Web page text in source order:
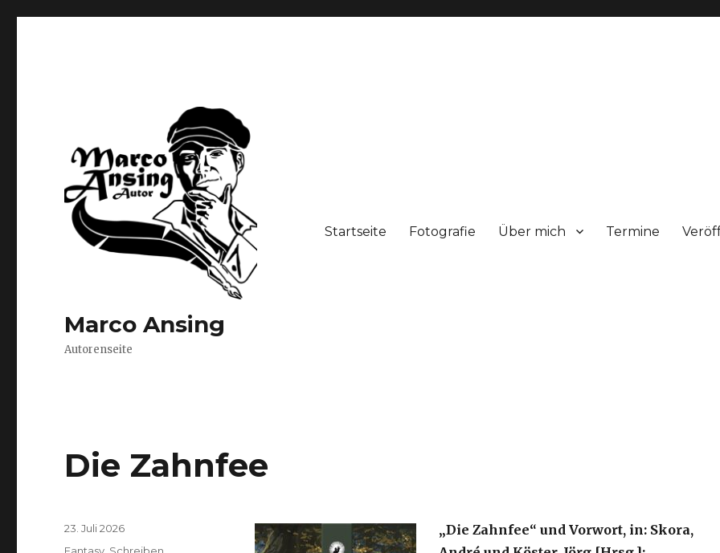
Marco Ansing
Autorenseite
Startseite Fotografie Über mich Termine
Die Zahnfee
„Die Zahnfee“ und Vorwort, in: Skora,
Veröffentlicht
23. Juli 2026
Kategorien